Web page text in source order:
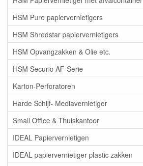
HSM Pure papiervernietigers
HSM Shredstar papiervernietigers
HSM Opvangzakken & Olie etc.
HSM Securio AF-Serie
Karton-Perforatoren
Harde Schijf- Mediavernietiger
Small Office & Thuiskantoor
IDEAL Papiervernietigen
IDEAL papiervernietiger plastic zakken